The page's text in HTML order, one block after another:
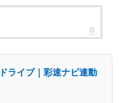
ライブ｜彩速ナビ連動